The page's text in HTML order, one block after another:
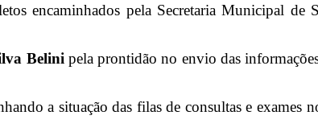
encaminhados pela Secretaria Municipal de
Belini pela prontidão no envio das
a situação das filas de consultas e exames